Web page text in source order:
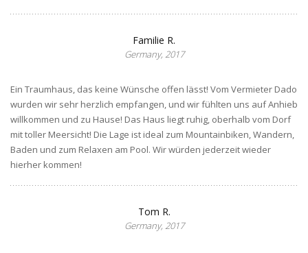
Familie R.
Germany, 2017
Ein Traumhaus, das keine Wünsche offen lässt! Vom Vermieter Dado
wurden wir sehr herzlich empfangen, und wir fühlten uns auf Anhieb
willkommen und zu Hause! Das Haus liegt ruhig, oberhalb vom Dorf
mit toller Meersicht! Die Lage ist ideal zum Mountainbiken, Wandern,
Baden und zum Relaxen am Pool. Wir würden jederzeit wieder
hierher kommen!
Tom R.
Germany, 2017